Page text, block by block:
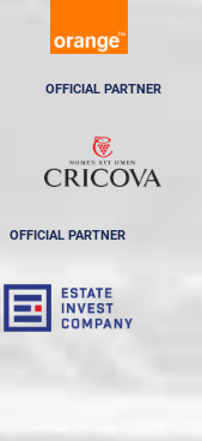
OFFICIAL PARTNER
OFFICIAL PARTNER